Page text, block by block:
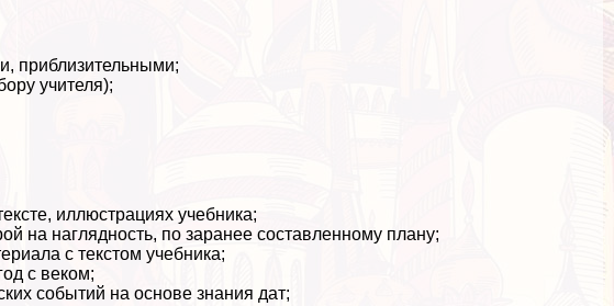
приблизительными;
учителя);
иллюстрациях учебника;
на наглядность, по заранее составленному плану;
с текстом учебника;
с веком;
событий на основе знания дат;